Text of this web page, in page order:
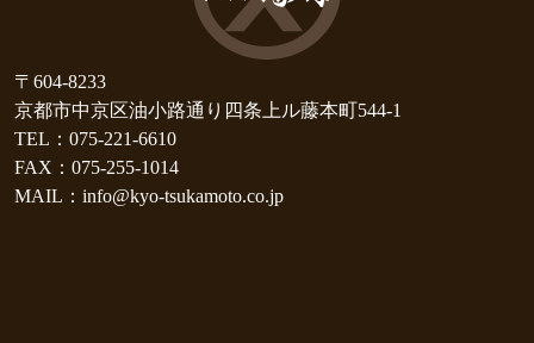
〒604-8233
京都市中京区油小路通り四条上ル藤本町544-1
TEL：075-221-6610
FAX：075-255-1014
MAIL：info@kyo-tsukamoto.co.jp